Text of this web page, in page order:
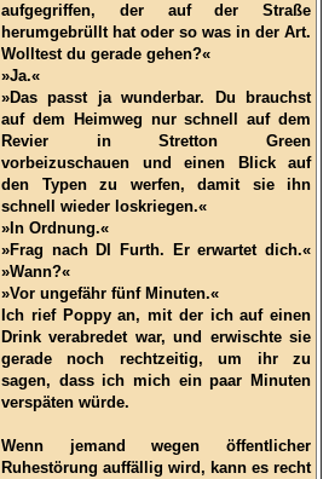
aufgegriffen, der auf der Straße
herumgebrüllt hat oder so was in der Art.
Wolltest du gerade gehen?«
»Ja.«
»Das passt ja wunderbar. Du brauchst
auf dem Heimweg nur schnell auf dem
Revier in Stretton Green
vorbeizuschauen und einen Blick auf
den Typen zu werfen, damit sie ihn
schnell wieder loskriegen.«
»In Ordnung.«
»Frag nach DI Furth. Er erwartet dich.«
»Wann?«
»Vor ungefähr fünf Minuten.«
Ich rief Poppy an, mit der ich auf einen
Drink verabredet war, und erwischte sie
gerade noch rechtzeitig, um ihr zu
sagen, dass ich mich ein paar Minuten
verspäten würde.
Wenn jemand wegen öffentlicher
Ruhestörung auffällig wird, kann es recht